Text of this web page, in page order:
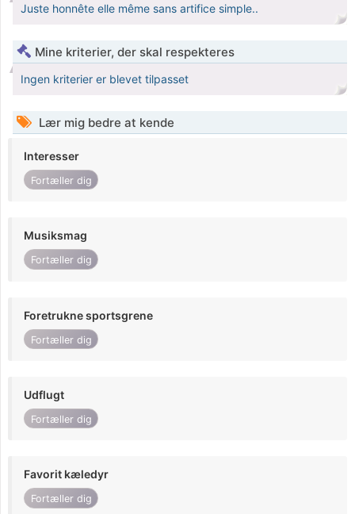
Juste honnête elle même sans artifice simple..
Mine kriterier, der skal respekteres
Ingen kriterier er blevet tilpasset
Lær mig bedre at kende
Interesser
Fortæller dig
Musiksmag
Fortæller dig
Foretrukne sportsgrene
Fortæller dig
Udflugt
Fortæller dig
Favorit kæledyr
Fortæller dig